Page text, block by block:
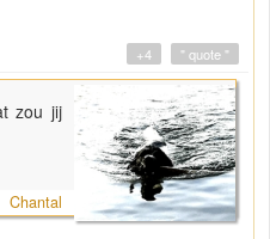
" quote "
+4
zou jij
Chantal